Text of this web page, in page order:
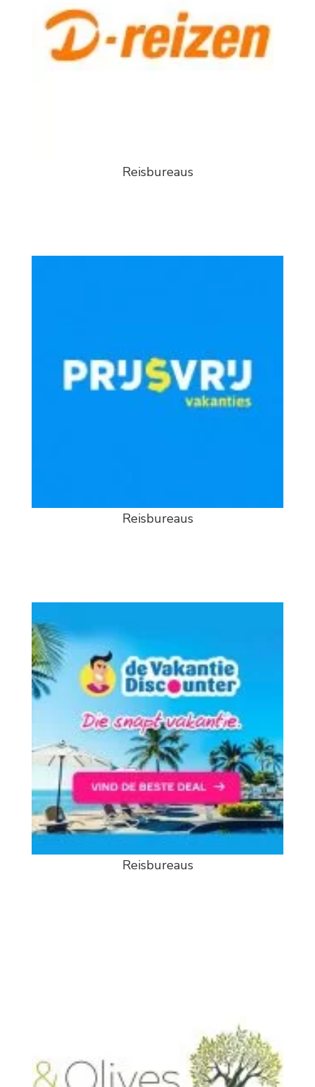
Reisbureaus
Reisbureaus
Reisbureaus